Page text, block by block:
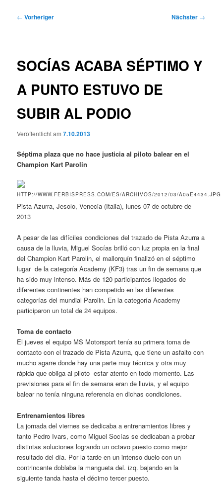
Beitragsnavigation
← Vorheriger Nächster →
SOCÍAS ACABA SÉPTIMO Y
A PUNTO ESTUVO DE
SUBIR AL PODIO
Veröffentlicht am7.10.2013
Séptima plaza que no hace justicia al piloto balear en el
Champion Kart Parolin
Pista Azurra, Jesolo, Venecia (Italia), lunes 07 de octubre de
2013
A pesar de las difíciles condiciones del trazado de Pista Azurra a
causa de la lluvia, Miguel Socías brilló con luz propia en la final
del Champion Kart Parolin, el mallorquín finalizó en el séptimo
lugar de la categoría Academy (KF3) tras un fin de semana que
ha sido muy intenso. Más de 120 participantes llegados de
diferentes continentes han competido en las diferentes
categorías del mundial Parolin. En la categoría Academy
participaron un total de 24 equipos.
Toma de contacto
El jueves el equipo MS Motorsport tenía su primera toma de
contacto con el trazado de Pista Azurra, que tiene un asfalto con
mucho agarre donde hay una parte muy técnica y otra muy
rápida que obliga al piloto estar atento en todo momento. Las
previsiones para el fin de semana eran de lluvia, y el equipo
balear no tenía ninguna referencia en dichas condiciones.
Entrenamientos libres
La jornada del viernes se dedicaba a entrenamientos libres y
tanto Pedro Ivars, como Miguel Socías se dedicaban a probar
distintas soluciones logrando un octavo puesto como mejor
resultado del día. Por la tarde en un intenso duelo con un
contrincante doblaba la mangueta del. izq. bajando en la
siguiente tanda hasta el décimo tercer puesto.